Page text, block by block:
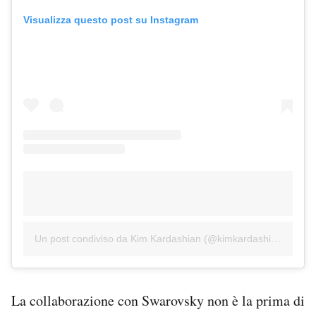
Visualizza questo post su Instagram
La collaborazione con Swarovsky non è la prima di